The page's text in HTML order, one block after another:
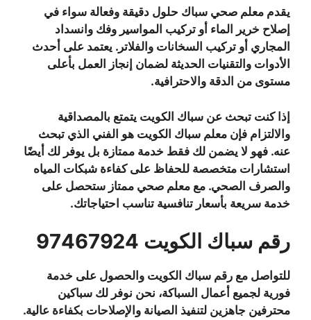
يقدم معلم صحي سباك حلول دقيقة وفعالة سواء في
إصلاح خرير الماء أو تركيب المواسير وفك وانسداد
المجاري أو تركيب السخانات والفلاتر. يعتمد على أحدث
الأدوات والتقنيات الحديثة لضمان إنجاز العمل بأعلى
مستوى من الدقة والاحترافية.
إذا كنت تبحث عن سباك الكويت يتمتع بالمصداقية
والالتزام فإن معلم سباك الكويت هو الفني الذي تبحث
عنه. فهو لا يضمن لك فقط خدمة ممتازة بل يوفر لك أيضًا
استشارات متخصصة للحفاظ على كفاءة شبكات المياه
والصرف الصحي. مع معلم صحي ممتاز ستحصل على
خدمة سريعة بأسعار تنافسية تناسب احتياجاتك.
رقم سباك الكويت 97467924‬‏
للتواصل مع رقم سباك الكويت والحصول على خدمة
فورية لجميع أعمال السباكة، نحن نوفر لك سباكين
محترفين جاهزين لتنفيذ الصيانة والإصلاحات بكفاءة عالية.